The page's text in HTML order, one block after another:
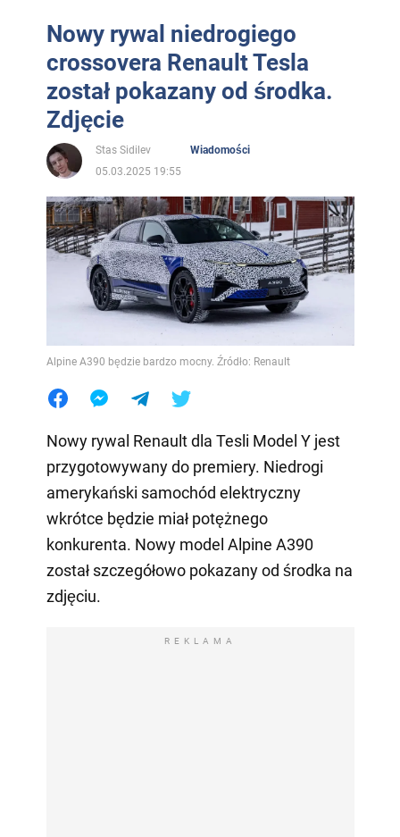
Nowy rywal niedrogiego
crossovera Renault Tesla
został pokazany od środka.
Zdjęcie
Stas Sidilev
Wiadomości
05.03.2025 19:55
Alpine A390 będzie bardzo mocny. Źródło: Renault
Nowy rywal Renault dla Tesli Model Y jest
przygotowywany do premiery. Niedrogi
amerykański samochód elektryczny
wkrótce będzie miał potężnego
konkurenta. Nowy model Alpine A390
został szczegółowo pokazany od środka na
zdjęciu.
REKLAMA